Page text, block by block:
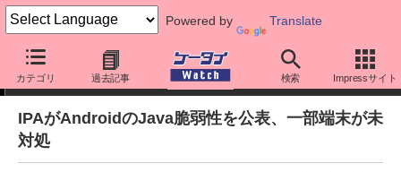
Powered by Translate
カテゴリ 過去記事 検索 Impressサイト
ニュース
IPAがAndroidのJava脆弱性を公表、一部端末が未
対処